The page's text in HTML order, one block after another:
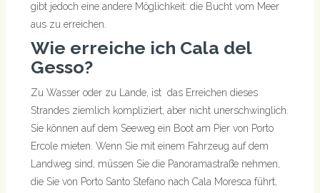
gibt jedoch eine andere Möglichkeit: die Bucht vom Meer
aus zu erreichen.
Wie erreiche ich Cala del
Gesso?
Zu Wasser oder zu Lande, ist das Erreichen dieses
Strandes ziemlich kompliziert, aber nicht unerschwinglich.
Sie können auf dem Seeweg ein Boot am Pier von Porto
Ercole mieten. Wenn Sie mit einem Fahrzeug auf dem
Landweg sind, müssen Sie die Panoramastraße nehmen,
die Sie von Porto Santo Stefano nach Cala Moresca führt,